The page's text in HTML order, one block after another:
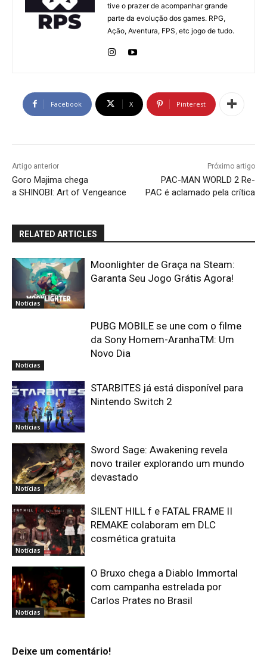
tive o prazer de acompanhar grande
parte da evolução dos games. RPG,
Ação, Aventura, FPS, etc jogo de tudo.
Facebook X Pinterest
Artigo anterior
Goro Majima chega
a SHINOBI: Art of Vengeance
Próximo artigo
PAC-MAN WORLD 2 Re-
PAC é aclamado pela crítica
RELATED ARTICLES
Notícias
Moonlighter de Graça na Steam:
Garanta Seu Jogo Grátis Agora!
Notícias
PUBG MOBILE se une com o filme
da Sony Homem-AranhaTM: Um
Novo Dia
Notícias
STARBITES já está disponível para
Nintendo Switch 2
Notícias
Sword Sage: Awakening revela
novo trailer explorando um mundo
devastado
Notícias
SILENT HILL f e FATAL FRAME II
REMAKE colaboram em DLC
cosmética gratuita
Notícias
O Bruxo chega a Diablo Immortal
com campanha estrelada por
Carlos Prates no Brasil
Deixe um comentário!